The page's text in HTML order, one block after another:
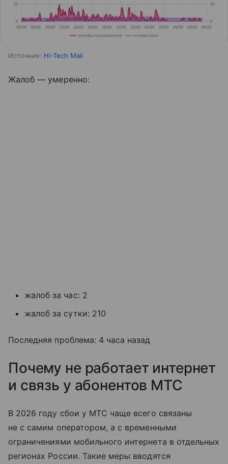
Источник: Hi-Tech Mail
Жалоб — умеренно:
жалоб за час: 2
жалоб за сутки: 210
Последняя проблема: 4 часа назад
Почему не работает интернет
и связь у абонентов МТС
В 2026 году сбои у МТС чаще всего связаны
не с самим оператором, а с временными
ограничениями мобильного интернета в отдельных
регионах России. Такие меры вводятся